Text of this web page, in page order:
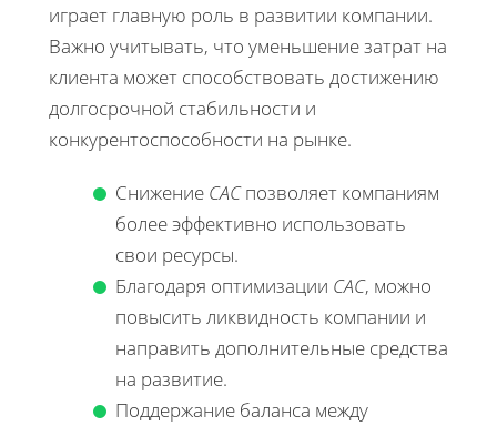
играет главную роль в развитии компании.
Важно учитывать, что уменьшение затрат на
клиента может способствовать достижению
долгосрочной стабильности и
конкурентоспособности на рынке.
Снижение CACпозволяет компаниям
более эффективно использовать
свои ресурсы.
Благодаря оптимизации CAC, можно
повысить ликвидность компании и
направить дополнительные средства
на развитие.
Поддержание баланса между